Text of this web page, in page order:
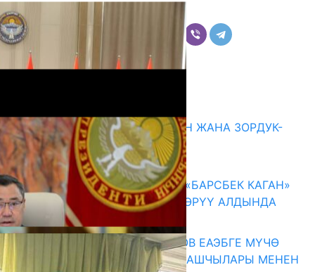
Комментарийлер
ГЕНДЕРДИК БАСМЫРЛООДОН ЖАНА ЗОРДУК-
ЗОМБУЛУКТАН КОРГОО
07.08.2026
КЫРГЫЗ ТАРЫХЫ ТАСМАДА: «БАРСБЕК КАГАН»
КӨРКӨМ ТАСМАСЫ ЖАРЫК КӨРҮҮ АЛДЫНДА
07.08.2026
ПРЕЗИДЕНТ САДЫР ЖАПАРОВ ЕАЭБГЕ МҮЧӨ
МАМЛЕКЕТТЕРДИН ӨКМӨТ БАШЧЫЛАРЫ МЕНЕН